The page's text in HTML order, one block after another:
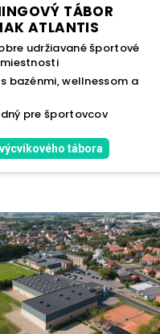
TÁBOR
ATLANTIS
udržiavané športové
bazénmi, wellnessom a
pre športovcov
tábora